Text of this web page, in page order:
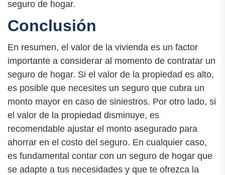
seguro de hogar.
Conclusión
En resumen, el valor de la vivienda es un factor
importante a considerar al momento de contratar un
seguro de hogar. Si el valor de la propiedad es alto,
es posible que necesites un seguro que cubra un
monto mayor en caso de siniestros. Por otro lado, si
el valor de la propiedad disminuye, es
recomendable ajustar el monto asegurado para
ahorrar en el costo del seguro. En cualquier caso,
es fundamental contar con un seguro de hogar que
se adapte a tus necesidades y que te ofrezca la